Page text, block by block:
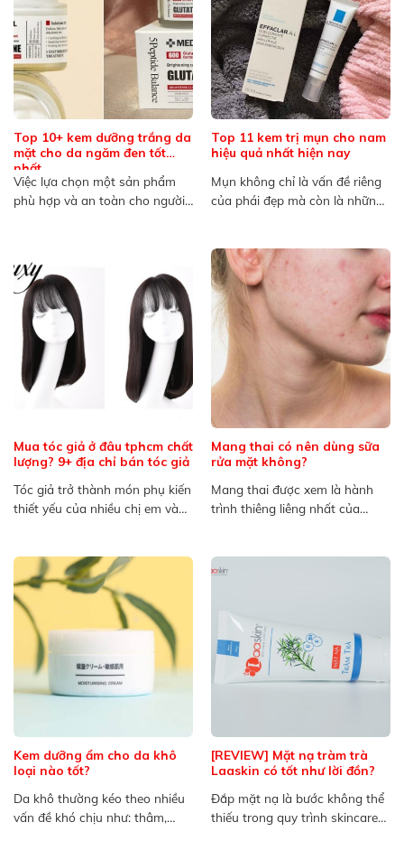
Top 10+ kem dưỡng trắng da
mặt cho da ngăm đen tốt
nhất
Việc lựa chọn một sản phẩm
phù hợp và an toàn cho người
Top 11 kem trị mụn cho nam
hiệu quả nhất hiện nay
Mụn không chỉ là vấn đề riêng
của phái đẹp mà còn là những
Mua tóc giả ở đâu tphcm chất
lượng? 9+ địa chỉ bán tóc giả
Tóc giả trở thành món phụ kiến
thiết yếu của nhiều chị em và
Mang thai có nên dùng sữa
rửa mặt không?
Mang thai được xem là hành
trình thiêng liêng nhất của
Kem dưỡng ẩm cho da khô
loại nào tốt?
Da khô thường kéo theo nhiều
vấn đề khó chịu như: thâm,
[REVIEW] Mặt nạ tràm trà
Laaskin có tốt như lời đồn?
Đắp mặt nạ là bước không thể
thiếu trong quy trình skincare